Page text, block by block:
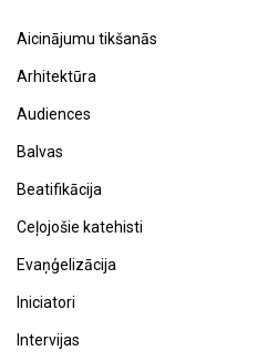
Aicinājumu tikšanās
Arhitektūra
Audiences
Balvas
Beatifikācija
Ceļojošie katehisti
Evaņģelizācija
Iniciatori
Intervijas